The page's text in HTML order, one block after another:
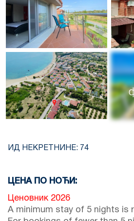
ИД НЕКРЕТНИНЕ: 74
ЦЕНА ПО НОЋИ:
Ценовник 2026
A minimum stay of 5 nights is